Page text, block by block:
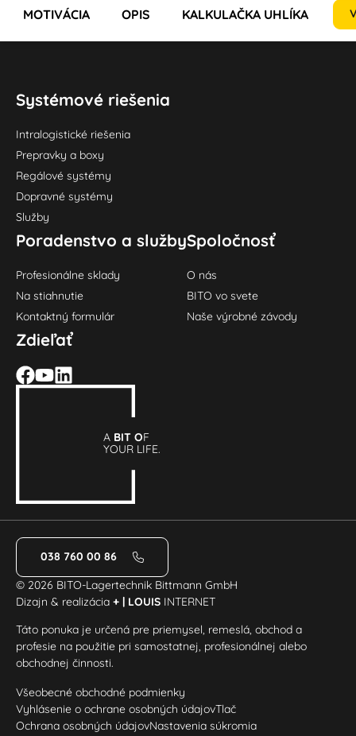
MOTIVÁCIA OPIS KALKULAČKA UHLÍKA
Systémové riešenia
Intralogistické riešenia
Prepravky a boxy
Regálové systémy
Dopravné systémy
Služby
Poradenstvo a služby
Profesionálne sklady
Na stiahnutie
Kontaktný formulár
Spoločnosť
O nás
BITO vo svete
Naše výrobné závody
Zdieľať
A BIT OF
YOUR LIFE.
038 760 00 86
© 2026 BITO-Lagertechnik Bittmann GmbH
Dizajn & realizácia+ | LOUIS INTERNET
Táto ponuka je určená pre priemysel, remeslá, obchod a
profesie na použitie pri samostatnej, profesionálnej alebo
obchodnej činnosti.
Všeobecné obchodné podmienky
Vyhlásenie o ochrane osobných údajovTlač
Ochrana osobných údajovNastavenia súkromia